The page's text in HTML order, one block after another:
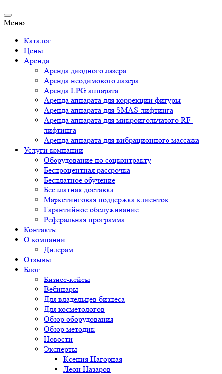
Меню
Каталог
Цены
Аренда
Аренда диодного лазера
Аренда неодимового лазера
Аренда LPG аппарата
Аренда аппарата для коррекции фигуры
Аренда аппарата для SMAS-лифтинга
Аренда аппарата для микроигольчатого RF-
лифтинга
Аренда аппарата для вибрационного массажа
Услуги компании
Оборудование по соцконтракту
Беспроцентная рассрочка
Бесплатное обучение
Бесплатная доставка
Маркетинговая поддержка клиентов
Гарантийное обслуживание
Реферальная программа
Контакты
О компании
Дилерам
Отзывы
Блог
Бизнес-кейсы
Вебинары
Для владельцев бизнеса
Для косметологов
Обзор оборудования
Обзор методик
Новости
Эксперты
Ксения Нагорная
Леон Назаров